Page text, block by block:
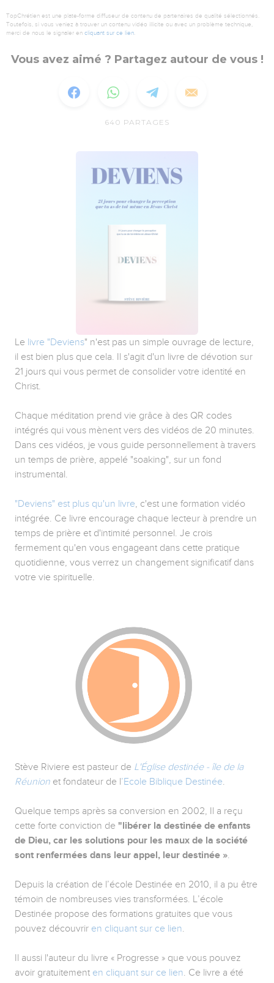
TopChrétien est une plate-forme diffuseur de contenu de partenaires de qualité sélectionnés.
Toutefois, si vous veniez à trouver un contenu vidéo illicite ou avec un problème technique,
merci de nous le signaler en cliquant sur ce lien.
Vous avez aimé ? Partagez autour de vous !
640 PARTAGES
Le livre "Deviens" n'est pas un simple ouvrage de lecture,
il est bien plus que cela. Il s'agit d'un livre de dévotion sur
21 jours qui vous permet de consolider votre identité en
Christ.
Chaque méditation prend vie grâce à des QR codes
intégrés qui vous mènent vers des vidéos de 20 minutes.
Dans ces vidéos, je vous guide personnellement à travers
un temps de prière, appelé "soaking", sur un fond
instrumental.
"Deviens" est plus qu'un livre, c'est une formation vidéo
intégrée. Ce livre encourage chaque lecteur à prendre un
temps de prière et d'intimité personnel. Je crois
fermement qu'en vous engageant dans cette pratique
quotidienne, vous verrez un changement significatif dans
votre vie spirituelle.
Stève Riviere est pasteur de L'Église destinée - île de la
Réunion et fondateur de l ’Ecole Biblique Destinée.
Quelque temps après sa conversion en 2002, Il a reçu
cette forte conviction de "libérer la destinée de enfants
de Dieu, car les solutions pour les maux de la société
sont renfermées dans leur appel, leur destinée ».
Depuis la création de l’école Destinée en 2010, il a pu être
témoin de nombreuses vies transformées. L’école
Destinée propose des formations gratuites que vous
pouvez découvrir en cliquant sur ce lien.
Il aussi l'auteur du livre « Progresse » que vous pouvez
avoir gratuitement en cliquant sur ce lien. Ce livre a été